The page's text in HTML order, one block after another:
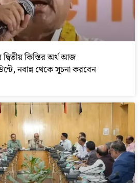
দ্বিতীয় কিস্তির অর্থ আজ
নবান্ন থেকে সূচনা করবেন